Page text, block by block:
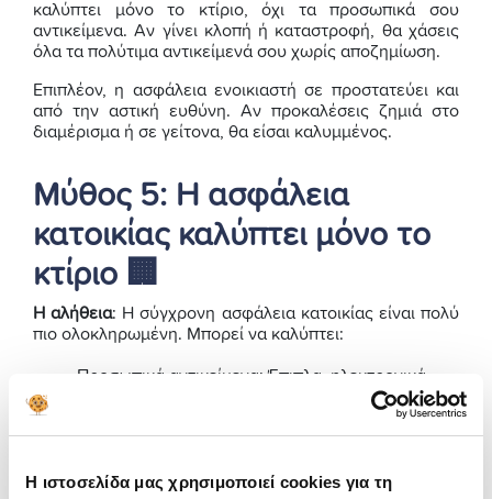
Η ιστοσελίδα μας χρησιμοποιεί cookies για τη
καλύπτει μόνο το κτίριο, όχι τα προσωπικά σου
αντικείμενα. Αν γίνει κλοπή ή καταστροφή, θα χάσεις
όλα τα πολύτιμα αντικείμενά σου χωρίς αποζημίωση.
Επιπλέον, η ασφάλεια ενοικιαστή σε προστατεύει και
από την αστική ευθύνη. Αν προκαλέσεις ζημιά στο
διαμέρισμα ή σε γείτονα, θα είσαι καλυμμένος.
Μύθος 5: Η ασφάλεια
κατοικίας καλύπτει μόνο το
κτίριο 🏢
Η αλήθεια: Η σύγχρονη ασφάλεια κατοικίας είναι πολύ
πιο ολοκληρωμένη. Μπορεί να καλύπτει:
Προσωπικά αντικείμενα: Έπιπλα, ηλεκτρονικά,
Έξοδα επισκευής: Για αποκατάσταση ζημιών